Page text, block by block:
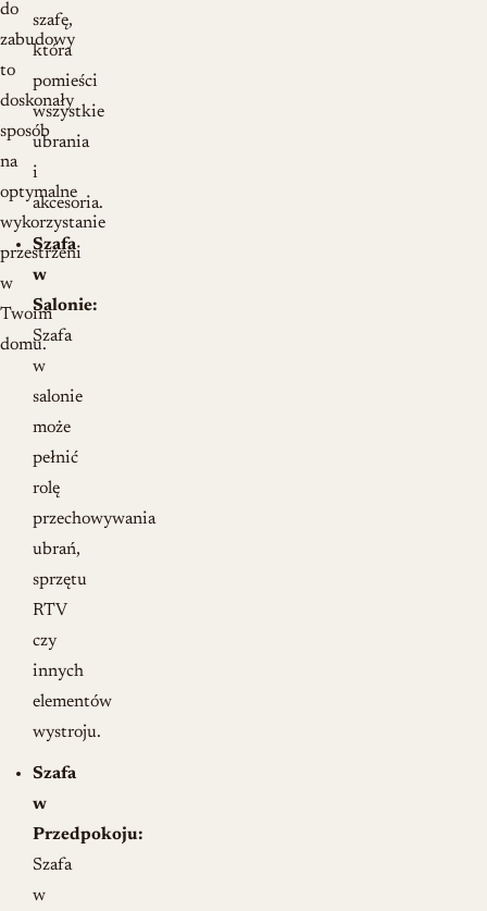
szafę,
która
pomieści
wszystkie
ubrania
i
akcesoria.
Szafa
w
Salonie:
Szafa
w
salonie
może
pełnić
rolę
przechowywania
ubrań,
sprzętu
RTV
czy
innych
elementów
wystroju.
Szafa
w
Przedpokoju:
Szafa
w
do
zabudowy
to
doskonały
sposób
na
optymalne
wykorzystanie
przestrzeni
w
Twoim
domu.